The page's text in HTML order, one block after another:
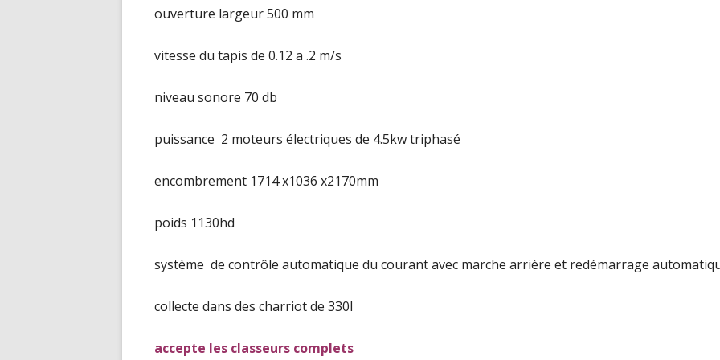
ouverture largeur 500 mm
vitesse du tapis de 0.12 a .2 m/s
niveau sonore 70 db
puissance 2 moteurs électriques de 4.5kw triphasé
encombrement 1714 x1036 x2170mm
poids 1130hd
système de contrôle automatique du courant avec marche arrière et redémarrage
collecte dans des charriot de 330l
accepte les classeurs complets